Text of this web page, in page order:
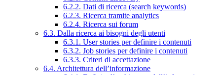
6.2.2. Dati di ricerca (search keywords)
6.2.3. Ricerca tramite analytics
6.2.4. Ricerca sui forum
6.3. Dalla ricerca ai bisogni degli utenti
6.3.1. User stories per definire i contenuti
6.3.2. Job stories per definire i contenuti
6.3.3. Criteri di accettazione
6.4. Architettura dell’informazione